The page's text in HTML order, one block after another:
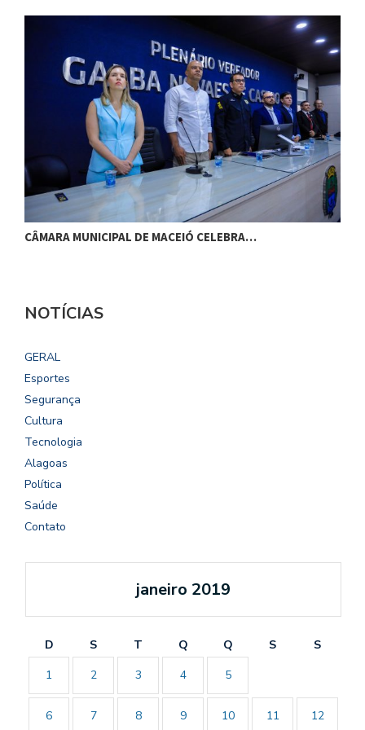
CÂMARA MUNICIPAL DE MACEIÓ CELEBRA…
NOTÍCIAS
GERAL
Esportes
Segurança
Cultura
Tecnologia
Alagoas
Política
Saúde
Contato
janeiro 2019
D S T Q Q S
S
1
2 3 4 5
6 7 8 9 10 11 12